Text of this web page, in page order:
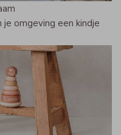
omgeving een kindje